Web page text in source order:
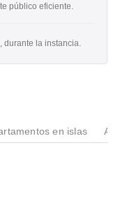
público eficiente.
durante la instancia.
en islas